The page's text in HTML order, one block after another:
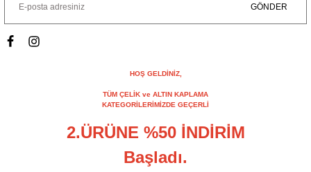
GÖNDER
HOŞ GELDİNİZ,
TÜM ÇELİK ve ALTIN KAPLAMA
KATEGORİLERİMİZDE GEÇERLİ
2.ÜRÜNE %50 İNDİRİM
Başladı.